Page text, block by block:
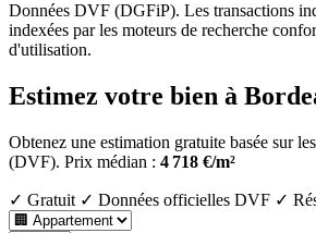
Données DVF (DGFiP). Les transactions
indexées par les moteurs de recherche
d'utilisation.
Estimez votre bien à
Obtenez une estimation gratuite basée sur
(DVF). Prix médian : 4 718 €/m²
✓ Gratuit ✓ Données officielles DVF ✓